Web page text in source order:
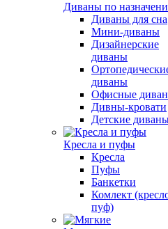
Диваны по
Диваны для сна
Мини-диваны
Дизайнерские
диваны
диваны
Офисные
Дивны-кровати
Детские
Кресла и пуфы
Кресла
Пуфы
Банкетки
Комлект
пуф)